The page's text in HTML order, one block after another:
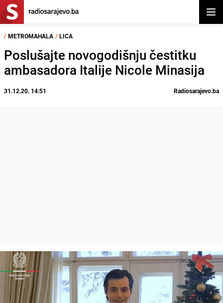
/ METROMAHALA / LICA
Poslušajte novogodišnju čestitku
ambasadora Italije Nicole Minasija
31.12.20. 14:51 Radiosarajevo.ba